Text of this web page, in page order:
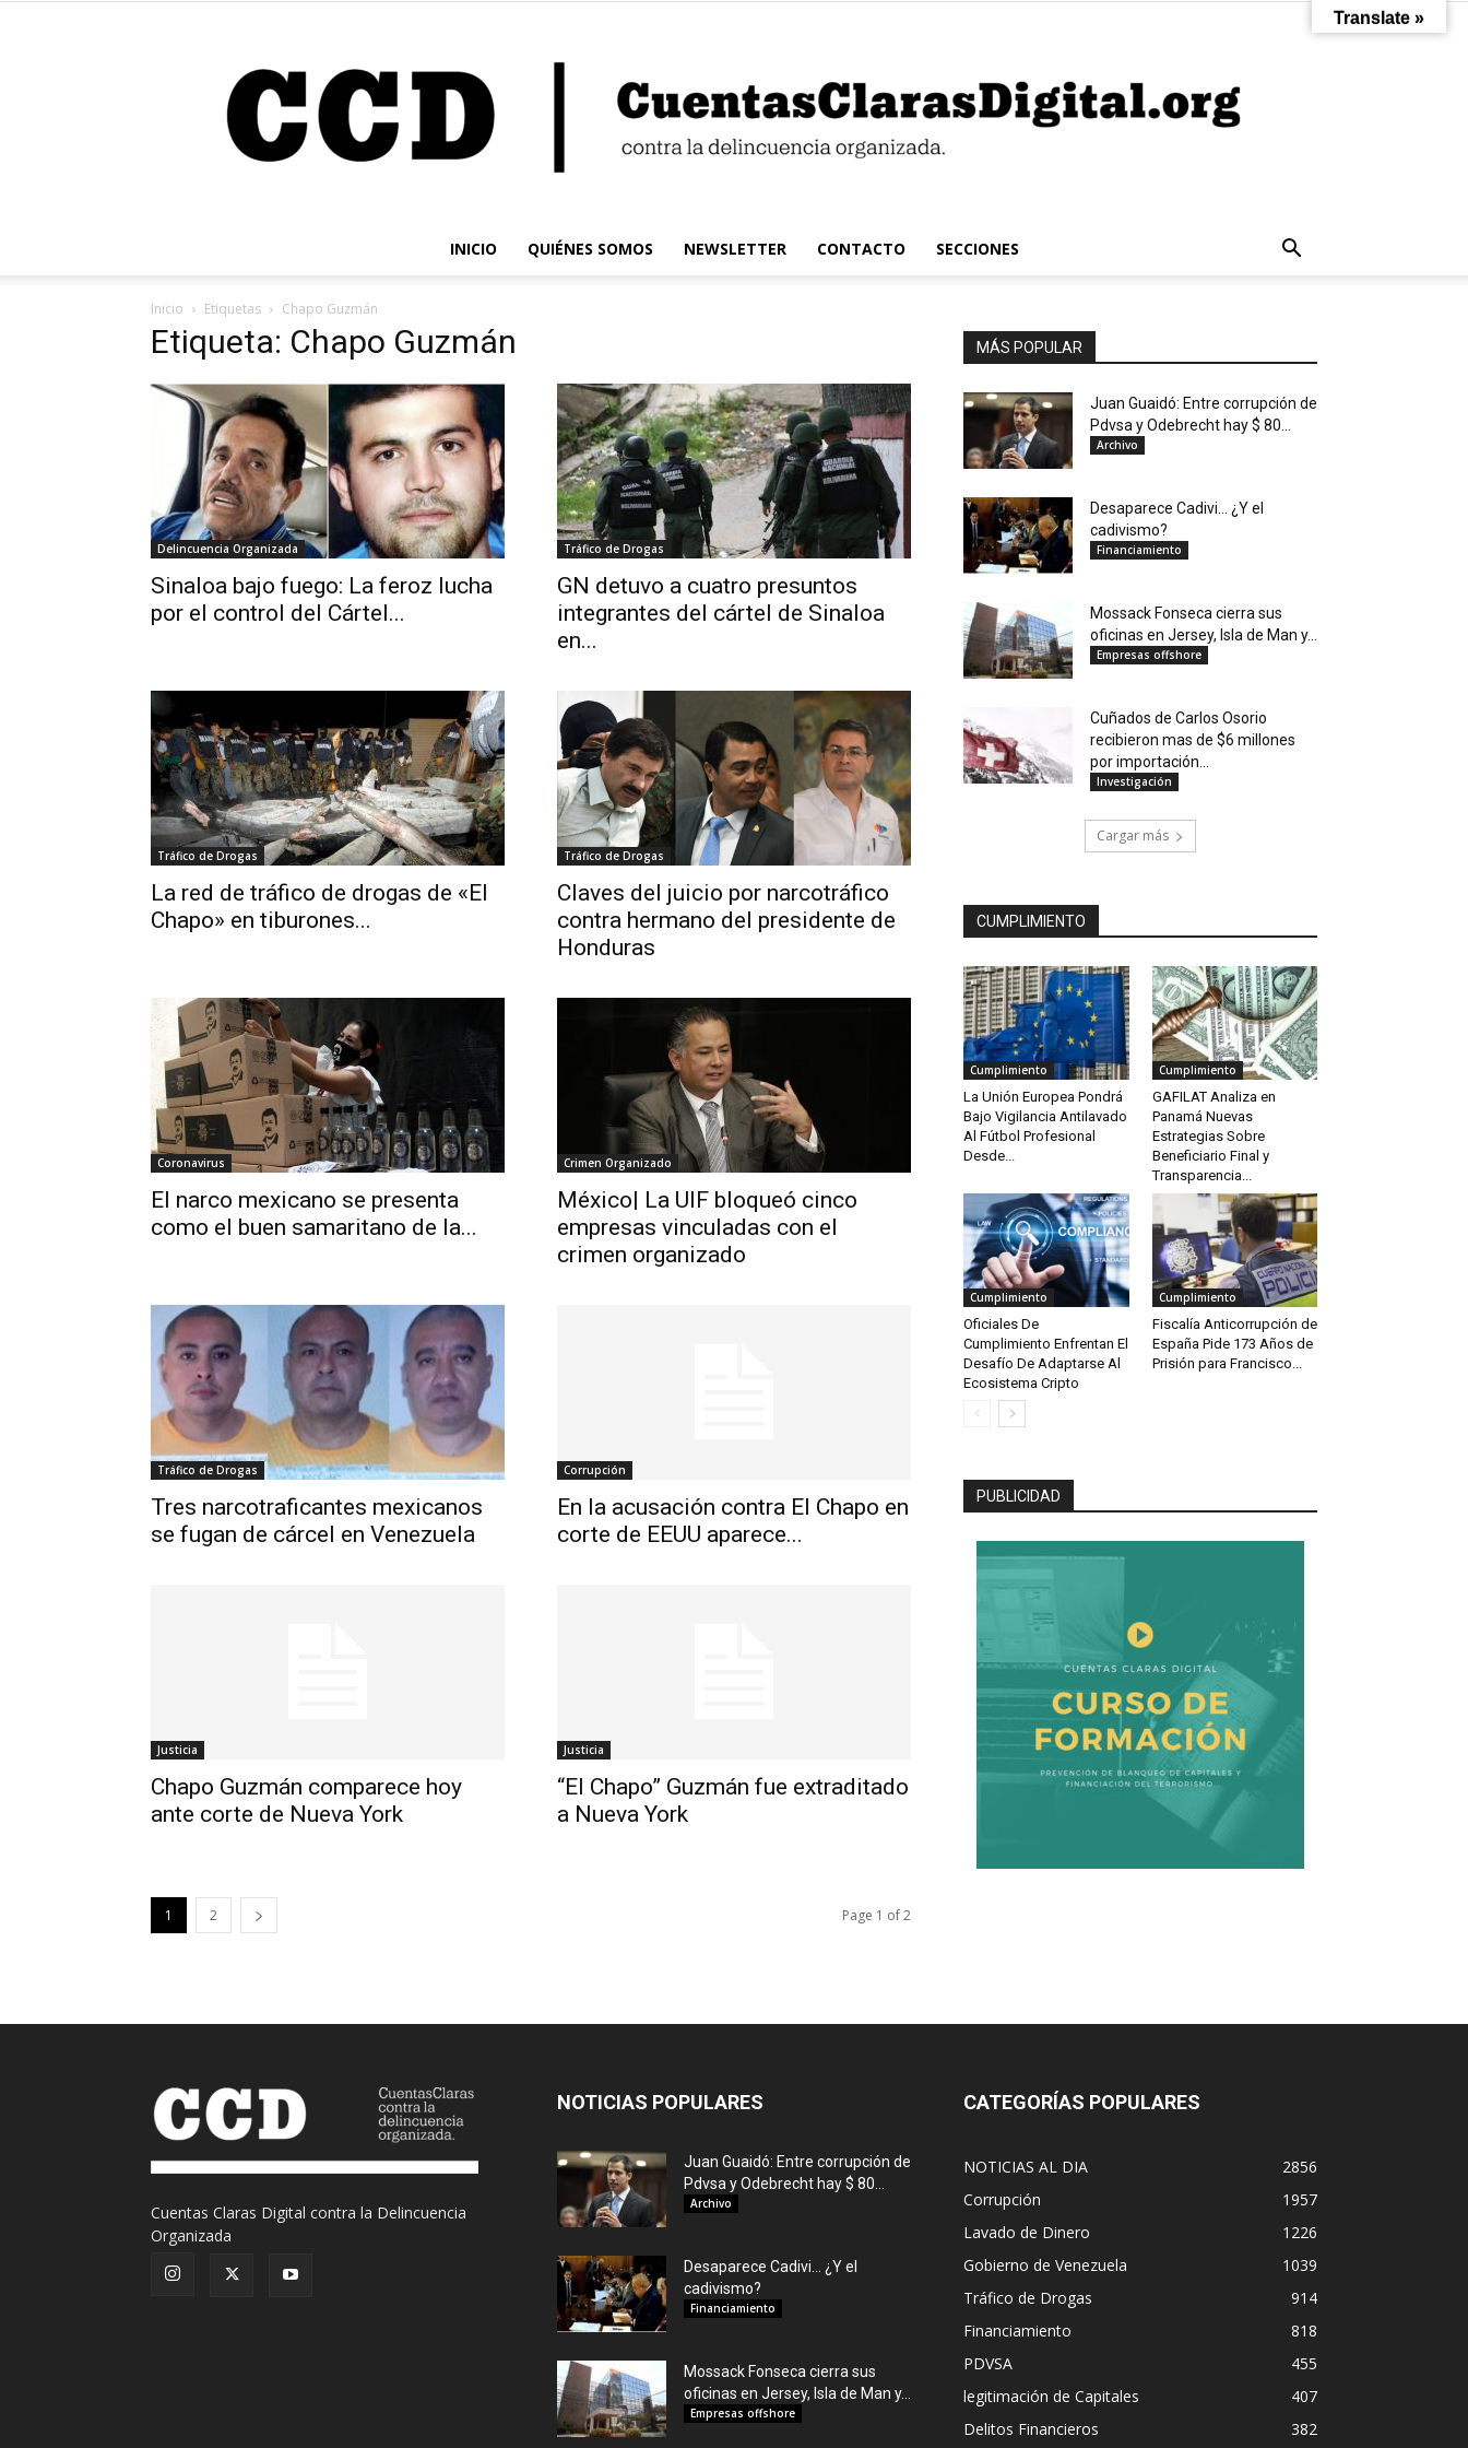
Claras
INICIO QUIÉNES SOMOS NEWSLETTER CONTACTO SECCIONES
Inicio Etiquetas Chapo Guzmán
Etiqueta: Chapo Guzmán
Delincuencia Organizada
Sinaloa bajo fuego: La feroz lucha
por el control del Cártel...
Tráfico de Drogas
GN detuvo a cuatro presuntos
integrantes del cártel de Sinaloa
en...
Tráfico de Drogas
La red de tráfico de drogas de «El
Chapo» en tiburones...
Tráfico de Drogas
Claves del juicio por narcotráfico
contra hermano del presidente de
Honduras
Coronavirus
El narco mexicano se presenta
como el buen samaritano de la...
Crimen Organizado
México| La UIF bloqueó cinco
empresas vinculadas con el
crimen organizado
Tráfico de Drogas
Tres narcotraficantes mexicanos
se fugan de cárcel en Venezuela
Corrupción
En la acusación contra El Chapo en
corte de EEUU aparece...
Justicia
Chapo Guzmán comparece hoy
ante corte de Nueva York
Justicia
“El Chapo” Guzmán fue extraditado
a Nueva York
1 2 Page 1 of 2
MÁS POPULAR
Juan Guaidó: Entre corrupción de
Pdvsa y Odebrecht hay $ 80...
Archivo
Desaparece Cadivi… ¿Y el
cadivismo?
Financiamiento
Mossack Fonseca cierra sus
oficinas en Jersey, Isla de Man y...
Empresas offshore
Cuñados de Carlos Osorio
recibieron mas de $6 millones
por importación...
Investigación
Cargar más
CUMPLIMIENTO
Cumplimiento
La Unión Europea Pondrá
Bajo Vigilancia Antilavado
Al Fútbol Profesional
Desde...
Cumplimiento
GAFILAT Analiza en
Panamá Nuevas
Estrategias Sobre
Beneficiario Final y
Transparencia...
Cumplimiento
Oficiales De
Cumplimiento Enfrentan El
Desafío De Adaptarse Al
Ecosistema Cripto
Cumplimiento
Fiscalía Anticorrupción de
España Pide 173 Años de
Prisión para Francisco...
PUBLICIDAD
Cuentas Claras Digital contra la Delincuencia
Organizada
NOTICIAS POPULARES
Juan Guaidó: Entre corrupción de
Pdvsa y Odebrecht hay $ 80...
Archivo
Desaparece Cadivi… ¿Y el
cadivismo?
Financiamiento
Mossack Fonseca cierra sus
oficinas en Jersey, Isla de Man y...
Empresas offshore
CATEGORÍAS POPULARES
NOTICIAS AL DIA
2856
Corrupción
1957
Lavado de Dinero
1226
Gobierno de Venezuela
1039
Tráfico de Drogas
914
Financiamiento
818
PDVSA
455
legitimación de Capitales
407
Delitos Financieros
382
Translate »